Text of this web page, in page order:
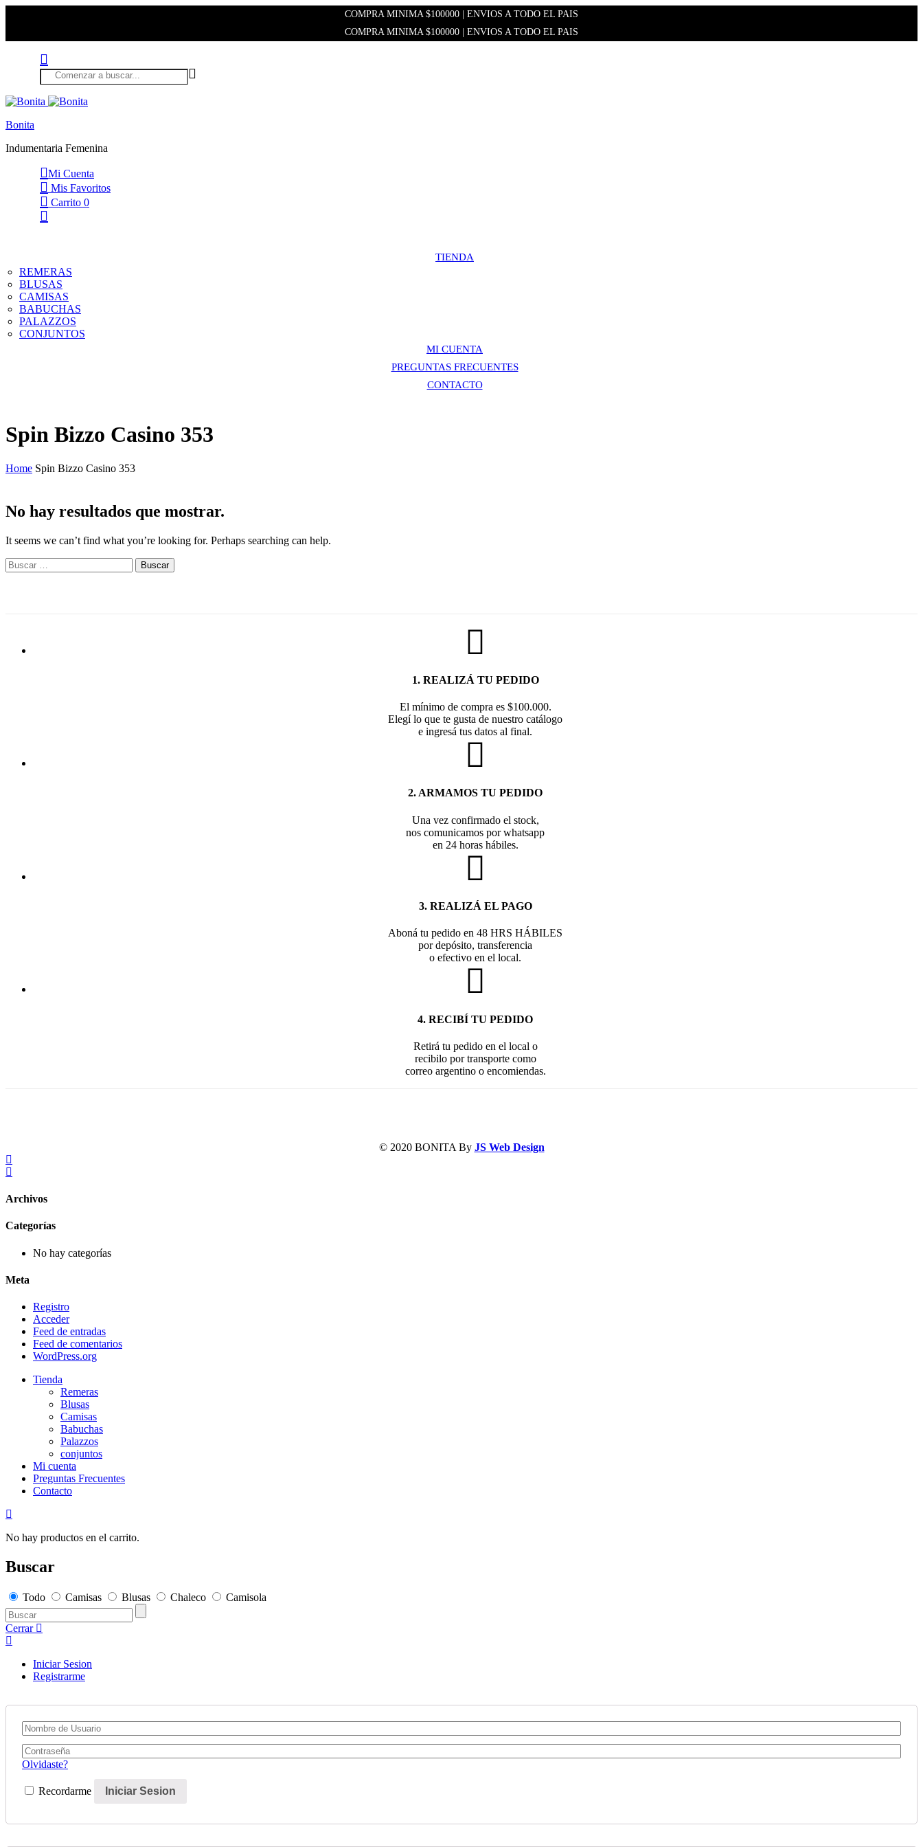
COMPRA MINIMA $100000 | ENVIOS A TODO EL PAIS
COMPRA MINIMA $100000 | ENVIOS A TODO EL PAIS
Bonita
Indumentaria Femenina
Mi Cuenta
Mis Favoritos
Carrito 0
TIENDA
REMERAS
BLUSAS
CAMISAS
BABUCHAS
PALAZZOS
CONJUNTOS
MI CUENTA
PREGUNTAS FRECUENTES
CONTACTO
Spin Bizzo Casino 353
Home Spin Bizzo Casino 353
No hay resultados que mostrar.
It seems we can’t find what you’re looking for. Perhaps searching can help.
Buscar:
1. REALIZÁ TU PEDIDO
El mínimo de compra es $100.000.
Elegí lo que te gusta de nuestro catálogo
e ingresá tus datos al final.
2. ARMAMOS TU PEDIDO
Una vez confirmado el stock,
nos comunicamos por whatsapp
en 24 horas hábiles.
3. REALIZÁ EL PAGO
Aboná tu pedido en 48 HRS HÁBILES
por depósito, transferencia
o efectivo en el local.
4. RECIBÍ TU PEDIDO
Retirá tu pedido en el local o
recibilo por transporte como
correo argentino o encomiendas.
© 2020 BONITA By JS Web Design
Archivos
Categorías
No hay categorías
Meta
Registro
Acceder
Feed de entradas
Feed de comentarios
WordPress.org
Tienda
Remeras
Blusas
Camisas
Babuchas
Palazzos
conjuntos
Mi cuenta
Preguntas Frecuentes
Contacto
No hay productos en el carrito.
Buscar
Todo Camisas Blusas Chaleco Camisola
Cerrar
Iniciar Sesion
Registrarme
Olvidaste?
Recordarme